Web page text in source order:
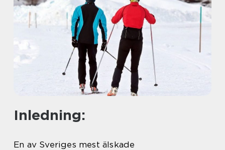
Inledning:
En av Sveriges mest älskade